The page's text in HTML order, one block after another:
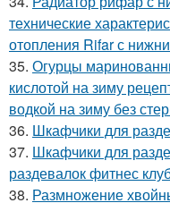
технические
отопления Rifar с
35. Огурцы
кислотой на зиму
водкой на зиму без
36. Шкафчики для
37. Шкафчики для
раздевалок фитнес
38. Размножение